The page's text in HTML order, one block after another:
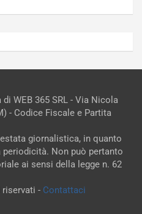
WEB 365 SRL - Via Nicola
- Codice Fiscale e Partita
giornalistica, in quanto
Non può pertanto
ai sensi della legge n. 62
- Contattaci